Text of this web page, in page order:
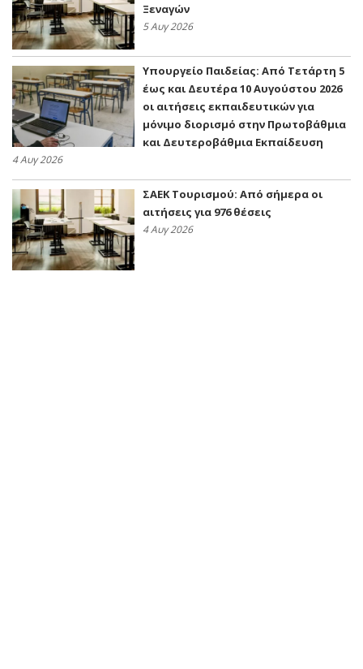
Ξεναγών
5 Αυγ 2026
Υπουργείο Παιδείας: Από Τετάρτη 5
έως και Δευτέρα 10 Αυγούστου 2026
οι αιτήσεις εκπαιδευτικών για
μόνιμο διορισμό στην Πρωτοβάθμια
και Δευτεροβάθμια Εκπαίδευση
4 Αυγ 2026
ΣΑΕΚ Τουρισμού: Από σήμερα οι
αιτήσεις για 976 θέσεις
4 Αυγ 2026